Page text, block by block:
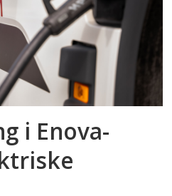
i Enova-